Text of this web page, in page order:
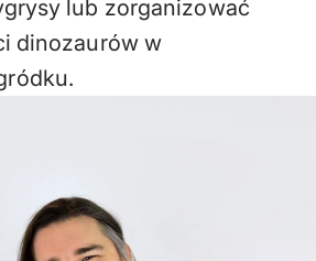
lub zorganizować
dinozaurów w